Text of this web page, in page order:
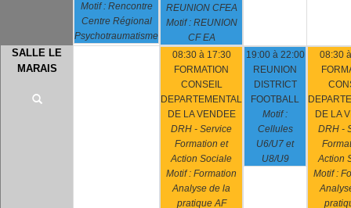
Motif : Rencontre
Centre Régional
Psychotraumatisme
REUNION CFEA
Motif : REUNION
CF EA
SALLE LE
MARAIS
08:30 à 17:30
FORMATION
CONSEIL
DEPARTEMENTAL
DE LA VENDEE
DRH - Service
Formation et
Action Sociale
Motif : Formation
Analyse de la
pratique AF
19:00 à 22:00
REUNION
DISTRICT
FOOTBALL
Motif :
Cellules
U6/U7 et
U8/U9
08:30
DE LA
DRH -
Action
Motif :